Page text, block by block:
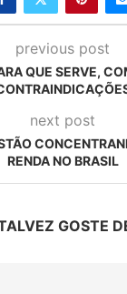
previous post
QUE SERVE,
next post
RENDA NO BRASIL
GOSTE